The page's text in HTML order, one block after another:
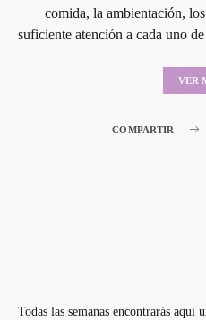
comida, la ambientación,
suficiente atención a cada uno
VER
COMPARTIR
Todas las semanas encontrarás aquí